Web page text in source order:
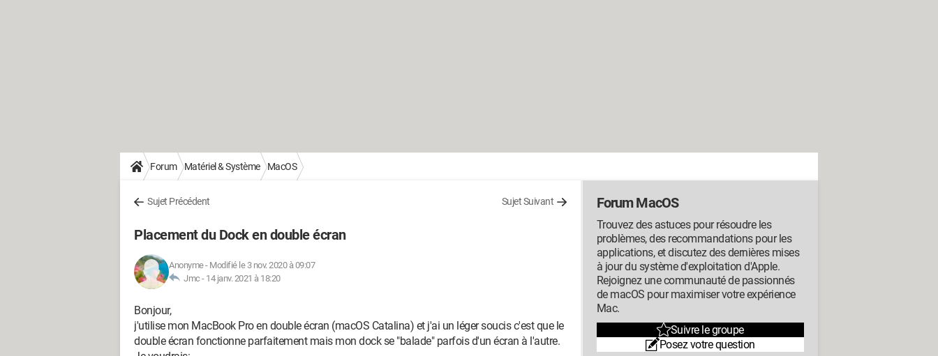
Forum Matériel & Système MacOS
Sujet Précédent Sujet Suivant
Placement du Dock en double écran
Anonyme- Modifié le 3 nov. 2020 à 09:07
Jmc - 14 janv. 2021 à 18:20
Bonjour,
j'utilise mon MacBook Pro en double écran (macOS Catalina) et j'ai un léger soucis c'est que le
double écran fonctionne parfaitement mais mon dock se "balade" parfois d'un écran à l'autre.
Forum MacOS
Trouvez des astuces pour résoudre les
problèmes, des recommandations pour les
applications, et discutez des dernières mises
à jour du système d'exploitation d'Apple.
Rejoignez une communauté de passionnés
de macOS pour maximiser votre expérience
Mac.
Suivre le groupe
Posez votre question